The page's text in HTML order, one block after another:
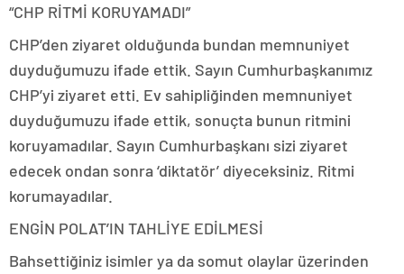
“CHP RİTMİ KORUYAMADI”
CHP’den ziyaret olduğunda bundan memnuniyet
duyduğumuzu ifade ettik. Sayın Cumhurbaşkanımız
CHP’yi ziyaret etti. Ev sahipliğinden memnuniyet
duyduğumuzu ifade ettik, sonuçta bunun ritmini
koruyamadılar. Sayın Cumhurbaşkanı sizi ziyaret
edecek ondan sonra ‘diktatör’ diyeceksiniz. Ritmi
korumayadılar.
ENGİN POLAT’IN TAHLİYE EDİLMESİ
Bahsettiğiniz isimler ya da somut olaylar üzerinden